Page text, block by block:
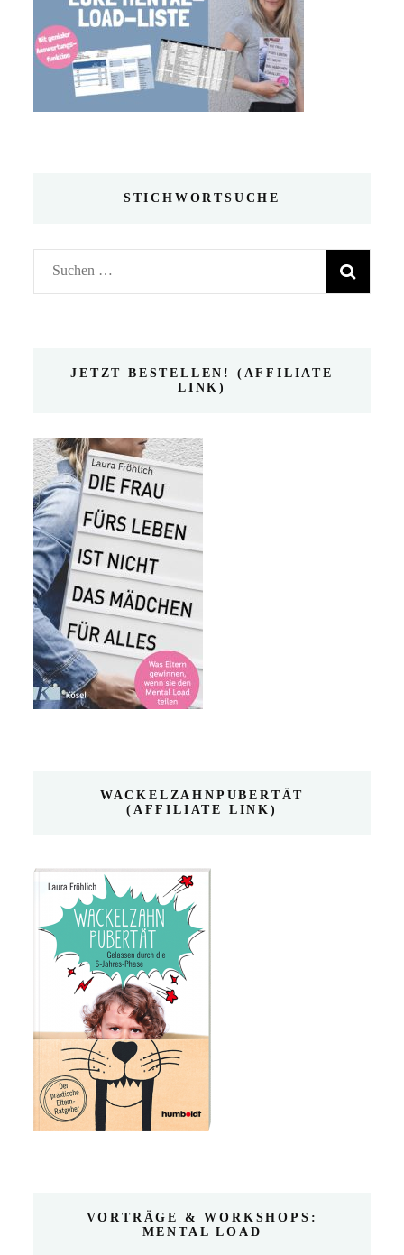
STICHWORTSUCHE
Suchen
nach:
JETZT BESTELLEN! (AFFILIATE
LINK)
WACKELZAHNPUBERTÄT
(AFFILIATE LINK)
VORTRÄGE & WORKSHOPS:
MENTAL LOAD